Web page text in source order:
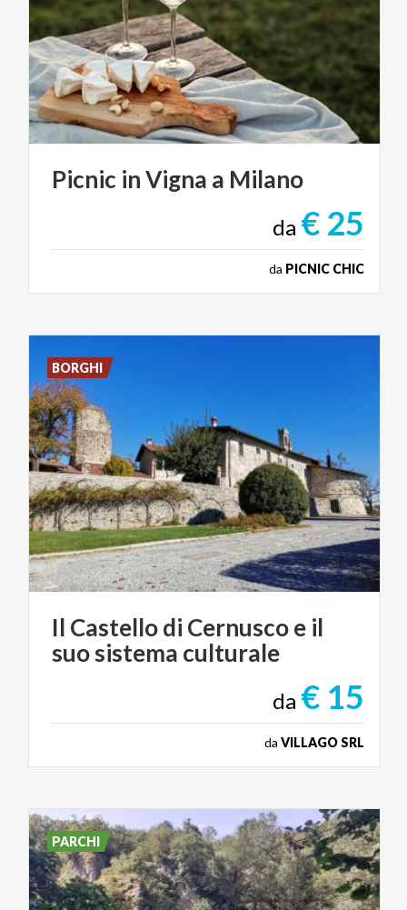
Picnic inVigna a Milano
da € 25
da PICNIC CHIC
Il Castellodi Cernuscoe il
suosistema culturale
da € 15
da VILLAGO SRL
BORGHI
PARCHI